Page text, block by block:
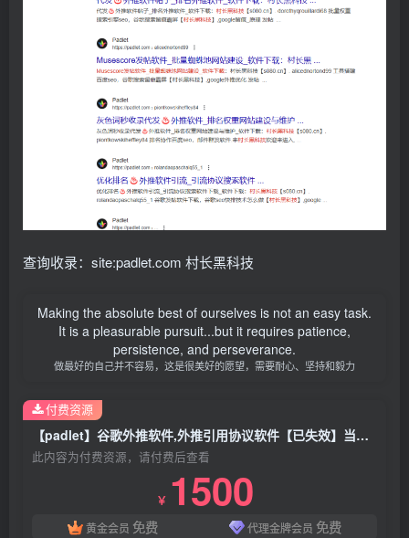
查询收录：site:padlet.com 村长黑科技
Making the absolute best of ourselves is not an easy task.
It is a pleasurable pursuit...but it requires patience,
persistence, and perseverance.
做最好的自己并不容易，这是很美好的愿望，需要耐心、坚持和毅力
【padlet】谷歌外推软件,外推引用协议软件【已失效】当前网站有检测
此内容为付费资源，请付费后查看
￥ 1500
黄金会员 免费 代理金牌会员 免费
付费资源